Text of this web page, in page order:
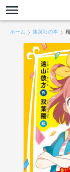
ホーム 集英社の本